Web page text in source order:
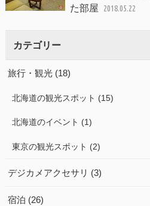
た部屋
2018.05.22
カテゴリー
旅行・観光 (18)
北海道の観光スポット (15)
北海道のイベント (1)
東京の観光スポット (2)
デジカメアクセサリ (3)
宿泊 (26)